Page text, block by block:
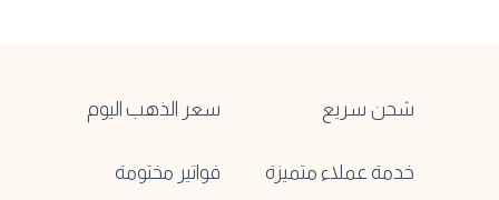
شحن سريع سعر الذهب اليوم
خدمة عملاء متميزة فواتير مختومة